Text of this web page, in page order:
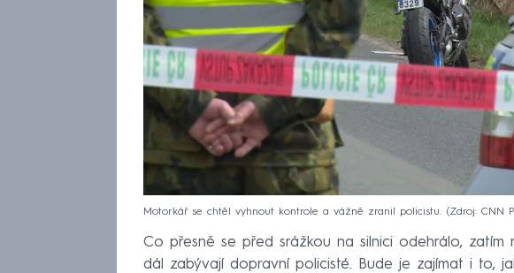
Motorkář se chtěl vyhnout kontrole a vážně zranil policistu. Zdroj: CNN
Co přesně se před srážkou na silnici odehrálo, zatím
dál zabývají dopravní policisté. Bude je zajímat i to,